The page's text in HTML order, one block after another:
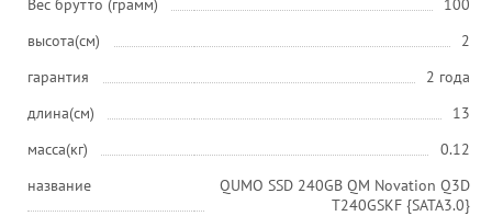
Вес брутто (грамм)
100
высота(см)
2
гарантия
2 года
длина(см)
13
масса(кг)
0.12
название
QUMO SSD 240GB QM Novation Q3D
T240GSKF {SATA3.0}